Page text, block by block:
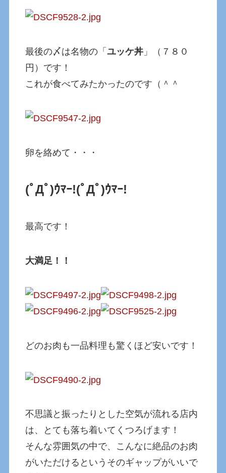
最後の〆は名物の「ユッケ丼 」（７８０
円）です！
これが食べてみたかったのです（＾＾
卵を絡めて・・・
(ﾟДﾟ)ｳﾏｰ!(ﾟДﾟ)ｳﾏｰ!
最高です！
大満足！！
どのお肉も一品料理も驚くほど安いです！
不思議と振ったりとした空気が流れる店内
は、とても落ち着いてくつろげます！
そんな雰囲気の中で、こんなに絶品のお肉
がいただけるというそのギャップがいいで